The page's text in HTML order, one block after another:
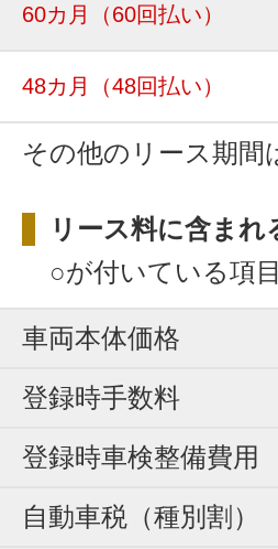
60カ月 （60回払い）
48カ月 （48回払い）
その他のリース期
リース料に含まれ
○が付いている項
車両本体価格
登録時手数料
登録時車検整備費用
自動車税（種別割）